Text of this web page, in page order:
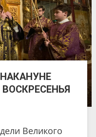
Великого